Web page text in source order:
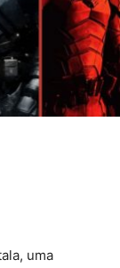
uma